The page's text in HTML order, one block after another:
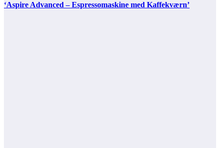
‘Aspire Advanced – Espressomaskine med Kaffekværn’